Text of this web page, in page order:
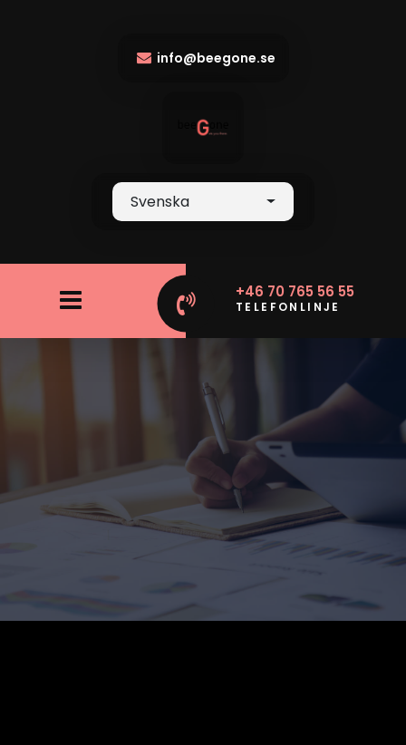
info@beegone.se
Svenska
+46 70 765 56 55
TELEFONLINJE